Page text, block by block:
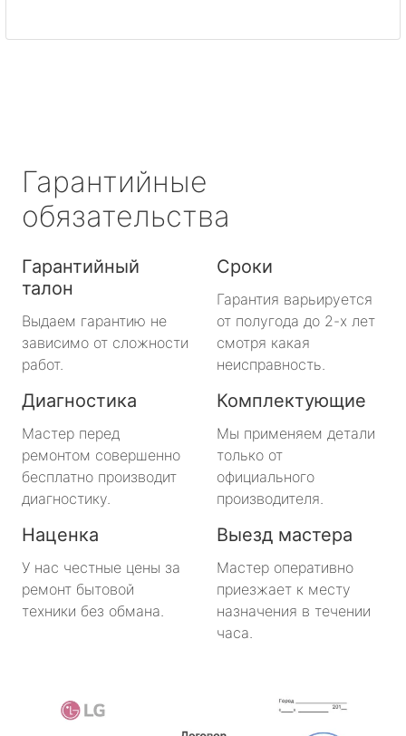
Гарантийные
обязательства
Гарантийный
талон
Выдаем гарантию не
зависимо от сложности
работ.
Сроки
Гарантия варьируется
от полугода до 2-х лет
смотря какая
неисправность.
Диагностика
Мастер перед
ремонтом совершенно
бесплатно производит
диагностику.
Комплектующие
Мы применяем детали
только от
официального
производителя.
Наценка
У нас честные цены за
ремонт бытовой
техники без обмана.
Выезд мастера
Мастер оперативно
приезжает к месту
назначения в течении
часа.